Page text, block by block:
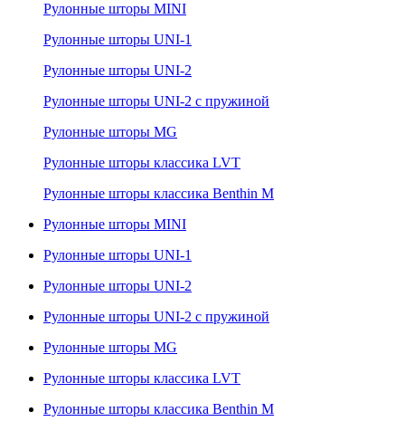
Рулонные шторы MINI
Рулонные шторы UNI-1
Рулонные шторы UNI-2
Рулонные шторы UNI-2 с пружиной
Рулонные шторы MG
Рулонные шторы классика LVT
Рулонные шторы классика Benthin M
Рулонные шторы MINI
Рулонные шторы UNI-1
Рулонные шторы UNI-2
Рулонные шторы UNI-2 с пружиной
Рулонные шторы MG
Рулонные шторы классика LVT
Рулонные шторы классика Benthin M